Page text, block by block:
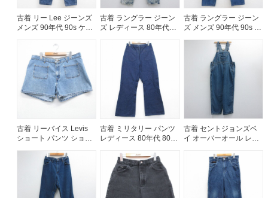
お問い合わせ
古着 リー Lee ジーンズ
メンズ 90年代 90s ケミ
ン USA製 ネイビー デニ
ム【spe】 26jul29
古着 ラングラー ジーン
ズ レディース 80年代
USA製 ネイビー デニム
【spe】 26jul14
古着 ラングラー ジーン
ズ メンズ 90年代 90s コ
古着 リーバイス Levis
ショート パンツ ショー
90s コットン USA製 ネ
イビー デニム 26aug06
古着 ミリタリー パンツ
レディース 80年代 80s
コットン USA製 ネイビ
ー デニム【spe】
26aug06
古着 セントジョンズベ
イ オーバーオール レデ
トン ネイビー デニム